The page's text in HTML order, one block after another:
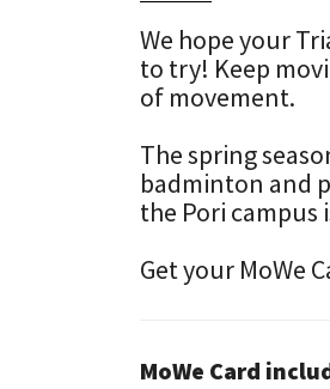
We hope your
to try! Keep
of movement.
The spring
badminton and
the Pori campus
Get your MoWe
MoWe Card